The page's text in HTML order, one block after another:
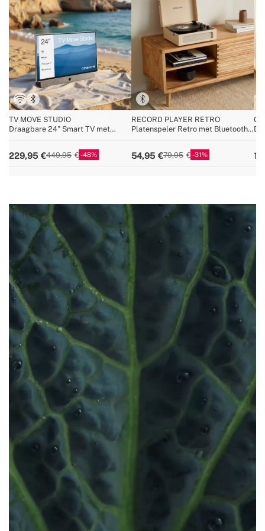
TV MOVE STUDIO
Draagbare 24" Smart TV met
229,95 449,95 48
RECORD PLAYER RETRO
Platenspeler Retro met Bluetooth,
54,95 79,95 31